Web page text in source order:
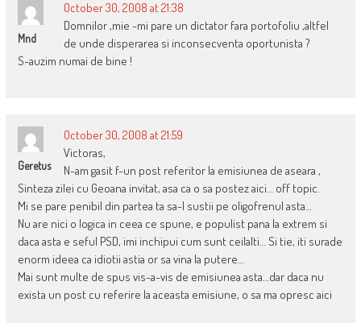
Mnd
October 30, 2008 at 21:38
Domnilor ,mie -mi pare un dictator fara portofoliu ,altfel
de unde disperarea si inconsecventa oportunista ?
S-auzim numai de bine !
Geretus
October 30, 2008 at 21:59
Victoras,
N-am gasit f-un post referitor la emisiunea de aseara ,
Sinteza zilei cu Geoana invitat, asa ca o sa postez aici… off topic.
Mi se pare penibil din partea ta sa-l sustii pe oligofrenul asta…
Nu are nici o logica in ceea ce spune, e populist pana la extrem si
daca asta e seful PSD, imi inchipui cum sunt ceilalti… Si tie, iti surade
enorm ideea ca idiotii astia or sa vina la putere…
Mai sunt multe de spus vis-a-vis de emisiunea asta…dar daca nu
exista un post cu referire la aceasta emisiune, o sa ma opresc aici